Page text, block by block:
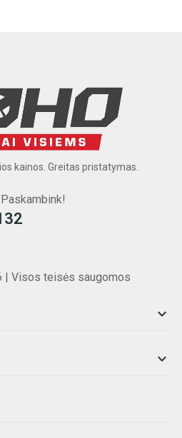
kainos. Greitas pristatymas.
| Visos teisės saugomos

